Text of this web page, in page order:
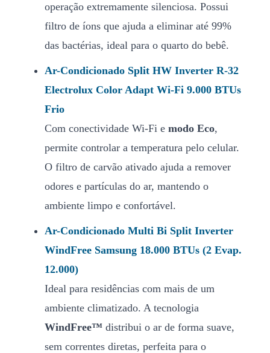
operação extremamente silenciosa. Possui
filtro de íons que ajuda a eliminar até 99%
das bactérias, ideal para o quarto do bebê.
Ar-Condicionado Split HW Inverter R-32
Electrolux Color Adapt Wi-Fi 9.000 BTUs
Frio
Com conectividade Wi-Fi e modo Eco,
permite controlar a temperatura pelo celular.
O filtro de carvão ativado ajuda a remover
odores e partículas do ar, mantendo o
ambiente limpo e confortável.
Ar-Condicionado Multi Bi Split Inverter
WindFree Samsung 18.000 BTUs (2 Evap.
12.000)
Ideal para residências com mais de um
ambiente climatizado. A tecnologia
WindFree™ distribui o ar de forma suave,
sem correntes diretas, perfeita para o